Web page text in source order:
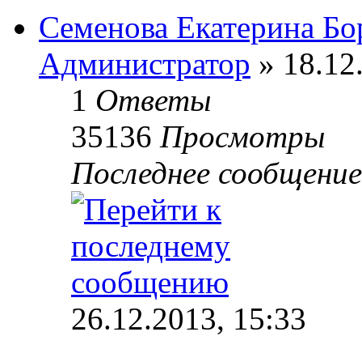
Семенова Екатерина
Администратор »
1 Ответы
35136 Просмотры
Последнее
26.12.2013, 15:33